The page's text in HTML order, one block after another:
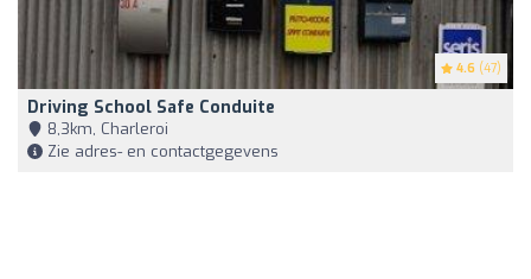
4.6 (47)
Driving School Safe Conduite
8,3km, Charleroi
Zie adres- en contactgegevens